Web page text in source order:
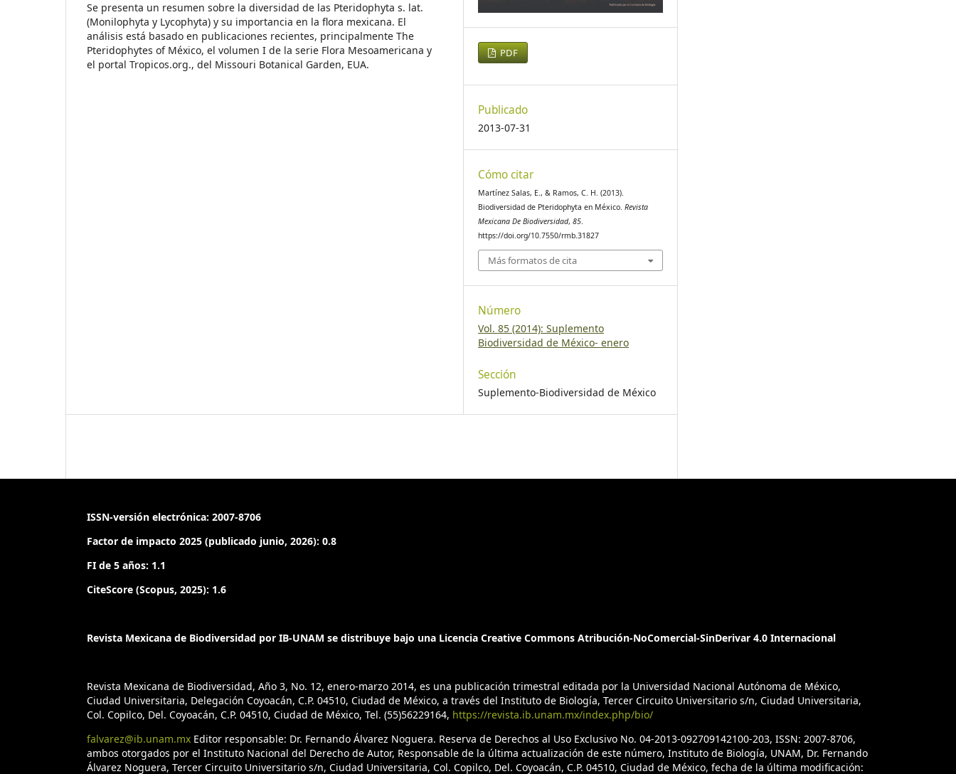
Se presenta un resumen sobre la diversidad de las Pteridophyta s. lat.
(Monilophyta y Lycophyta) y su importancia en la flora mexicana. El
análisis está basado en publicaciones recientes, principalmente The
Pteridophytes of México, el volumen I de la serie Flora Mesoamericana y
el portal Tropicos.org., del Missouri Botanical Garden, EUA.
PDF
Publicado
2013-07-31
Cómo citar
Martínez Salas, E., & Ramos, C. H. (2013).
Biodiversidad de Pteridophyta en México.Revista
Mexicana De Biodiversidad,85
https://doi.org/10.7550/rmb.31827
Más formatos de cita
Número
Vol. 85 (2014): Suplemento
Biodiversidad de México- enero
Sección
Suplemento-Biodiversidad de México
ISSN-versión electrónica: 2007-8706
Factor de impacto 2025 (publicado junio, 2026): 0.8
FI de 5 años: 1.1
CiteScore (Scopus, 2025): 1.6
Revista Mexicana de Biodiversidad por IB-UNAM se distribuye bajo una Licencia Creative Commons Atribución-NoComercial-SinDerivar 4.0 Internacional
Revista Mexicana de Biodiversidad, Año 3, No. 12, enero-marzo 2014, es una publicación trimestral editada por la Universidad Nacional Autónoma de México,
Ciudad Universitaria, Delegación Coyoacán, C.P. 04510, Ciudad de México, a través del Instituto de Biología, Tercer Circuito Universitario s/n, Ciudad Universitaria,
Col. Copilco, Del. Coyoacán, C.P. 04510, Ciudad de México, Tel. (55)56229164, https://revista.ib.unam.mx/index.php/bio/
falvarez@ib.unam.mx Editor responsable: Dr. Fernando Álvarez Noguera. Reserva de Derechos al Uso Exclusivo No. 04-2013-092709142100-203, ISSN: 2007-8706,
ambos otorgados por el Instituto Nacional del Derecho de Autor, Responsable de la última actualización de este número, Instituto de Biología, UNAM, Dr. Fernando
Álvarez Noguera, Tercer Circuito Universitario s/n, Ciudad Universitaria, Col. Copilco, Del. Coyoacán, C.P. 04510, Ciudad de México, fecha de la última modificación: